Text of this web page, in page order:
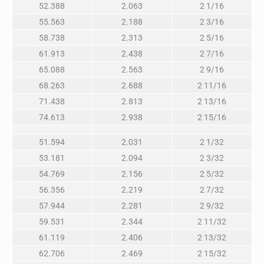
52.388 2.063
2 1/16
55.563
2.188
2 3/16
58.738
2.313
2 5/16
61.913
2.438
2 7/16
65.088
2.563
2 9/16
68.263
2.688
2 11/16
71.438
2.813
2 13/16
74.613
2.938 2 15/16
51.594 2.031
2 1/32
53.181
2.094
2 3/32
54.769
2.156
2 5/32
56.356
2.219
2 7/32
57.944
2.281
2 9/32
59.531
2.344
2 11/32
61.119
2.406
2 13/32
62.706
2.469
2 15/32